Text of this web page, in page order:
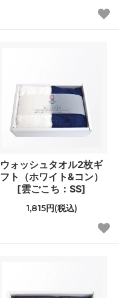
ウォッシュタオル2枚ギ
フト（ホワイト&コン）
[雲ごこち：SS]
1,815円(税込)